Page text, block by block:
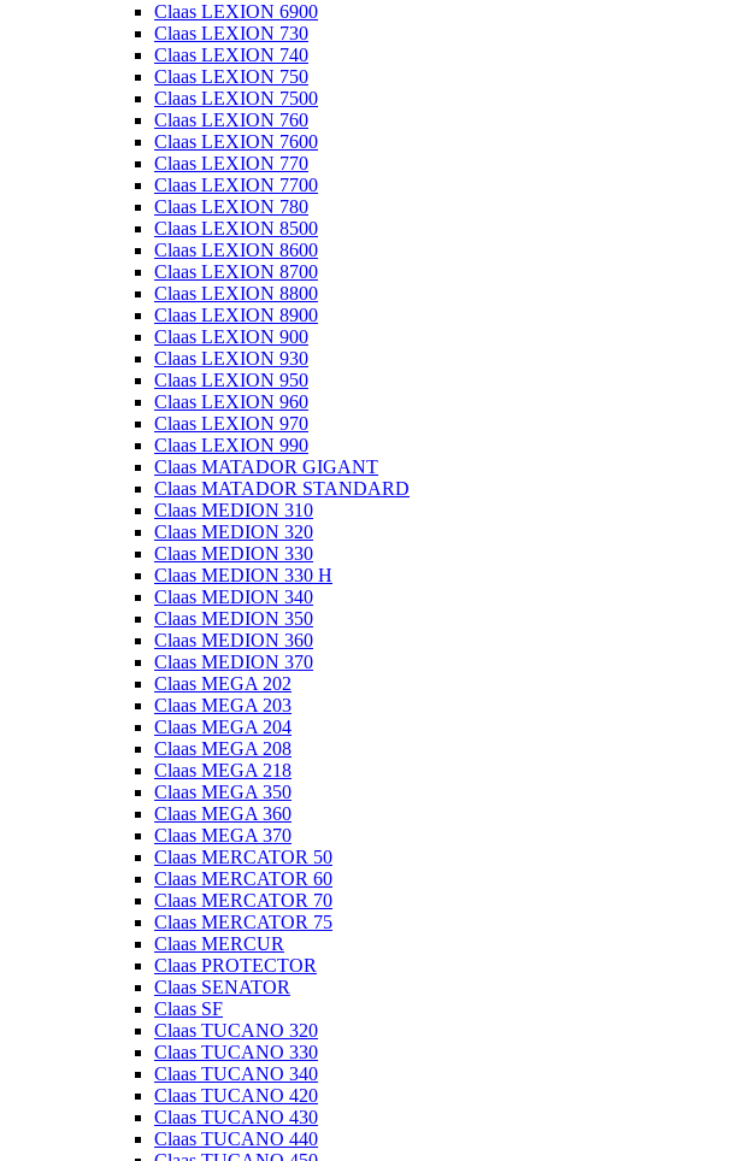
Claas LEXION 6900
Claas LEXION 730
Claas LEXION 740
Claas LEXION 750
Claas LEXION 7500
Claas LEXION 760
Claas LEXION 7600
Claas LEXION 770
Claas LEXION 7700
Claas LEXION 780
Claas LEXION 8500
Claas LEXION 8600
Claas LEXION 8700
Claas LEXION 8800
Claas LEXION 8900
Claas LEXION 900
Claas LEXION 930
Claas LEXION 950
Claas LEXION 960
Claas LEXION 970
Claas LEXION 990
Claas MATADOR GIGANT
Claas MATADOR STANDARD
Claas MEDION 310
Claas MEDION 320
Claas MEDION 330
Claas MEDION 330 H
Claas MEDION 340
Claas MEDION 350
Claas MEDION 360
Claas MEDION 370
Claas MEGA 202
Claas MEGA 203
Claas MEGA 204
Claas MEGA 208
Claas MEGA 218
Claas MEGA 350
Claas MEGA 360
Claas MEGA 370
Claas MERCATOR 50
Claas MERCATOR 60
Claas MERCATOR 70
Claas MERCATOR 75
Claas MERCUR
Claas PROTECTOR
Claas SENATOR
Claas SF
Claas TUCANO 320
Claas TUCANO 330
Claas TUCANO 340
Claas TUCANO 420
Claas TUCANO 430
Claas TUCANO 440